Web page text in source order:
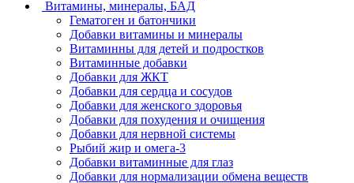
Витамины, минералы, БАД
Гематоген и батончики
Добавки витамины и минералы
Витаминны для детей и подростков
Витаминные добавки
Добавки для ЖКТ
Добавки для сердца и сосудов
Добавки для женского здоровья
Добавки для похудения и очищения
Добавки для нервной системы
Рыбий жир и омега-3
Добавки витаминные для глаз
Добавки для нормализации обмена веществ